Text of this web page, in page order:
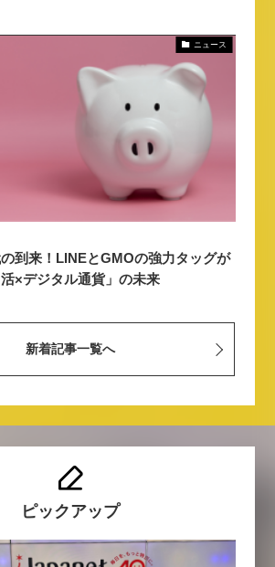
ニュース
到来！LINEとGMOの強力タッグが
×デジタル通貨」の未来
新着記事一覧へ
ピックアップ